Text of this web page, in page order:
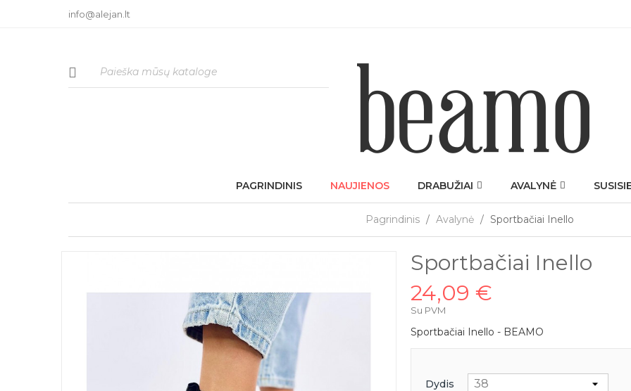
info@alejan.lt
PAGRINDINIS NAUJIENOS DRABUŽIAI AVALYNĖ
Pagrindinis Avalynė Sportbačiai Inello
Sportbačiai Inello
24,09 €
Su PVM
Sportbačiai Inello - BEAMO
Dydis